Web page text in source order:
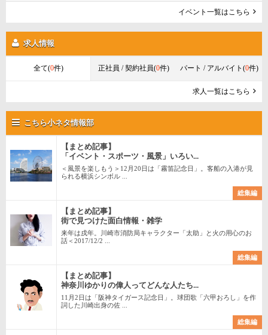
イベント一覧はこちら
求人情報
全て(0件) 正社員 / 契約社員(0件) パート / アルバイト(0件)
求人一覧はこちら
こちら小ネタ情報部
【まとめ記事】
「イベント・スポーツ・風景」いろい...
＜風景を楽しもう＞12月20日は「霧笛記念日」。客船の入港が見
られる横浜シンボル ...
総集編
【まとめ記事】
街で見つけた面白情報・雑学
来年は戌年。川崎市消防局キャラクター「太助」と火の用心のお
話＜2017/12/2 ...
総集編
【まとめ記事】
神奈川ゆかりの偉人ってどんな人たち...
11月2日は「阪神タイガース記念日」。球団歌「六甲おろし」を作
詞した川崎出身の佐 ...
総集編